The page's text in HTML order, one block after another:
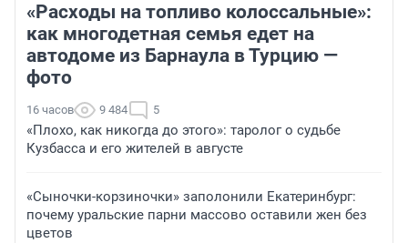
«Расходы на топливо колоссальные»:
как многодетная семья едет на
автодоме из Барнаула в Турцию —
фото
16 часов 9 484 5
«Плохо, как никогда до этого»: таролог о судьбе
Кузбасса и его жителей в августе
«Сыночки-корзиночки» заполонили Екатеринбург:
почему уральские парни массово оставили жен без
цветов